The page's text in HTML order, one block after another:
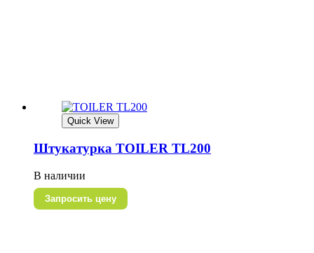
Quick View
Штукатурка TOILER TL200
В наличии
Запросить цену